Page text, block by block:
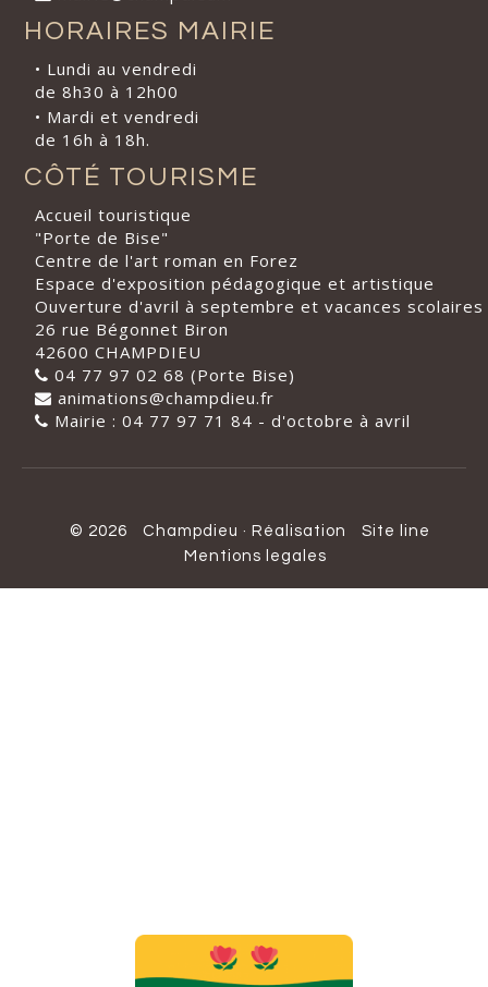
HORAIRES MAIRIE
• Lundi au vendredi
de 8h30 à 12h00
• Mardi et vendredi
de 16h à 18h.
CÔTÉ TOURISME
Accueil touristique
"Porte de Bise"
Centre de l'art roman en Forez
Espace d'exposition pédagogique et artistique
Ouverture d'avril à septembre et vacances scolaires
26 rue Bégonnet Biron
42600 CHAMPDIEU
04 77 97 02 68 (Porte Bise)
animations@champdieu.fr
Mairie : 04 77 97 71 84 - d'octobre à avril
© 2026 Champdieu · Réalisation
Site line
Mentions legales